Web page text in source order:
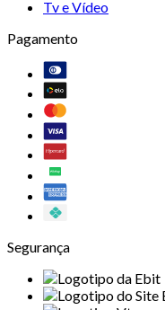
Tv e Vídeo
Pagamento
Segurança